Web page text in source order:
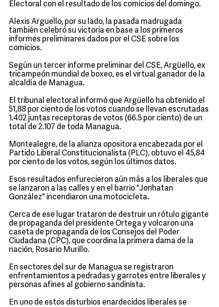
Electoral con el resultado de los comicios del domingo.
Alexis Arguello, por su lado, la pasada madrugada
también celebró su victoria en base a los primeros
informes preliminares dados por el CSE sobre los
comicios.
Según un tercer informe preliminar del CSE, Argüello, ex
tricampeón mundial de boxeo, es el virtual ganador de la
alcaldía de Managua.
El tribunal electoral informó que Argüello ha obtenido el
51,88 por ciento de los votos cuando se llevan escrutadas
1.402 juntas receptoras de votos (66.5 por ciento) de un
total de 2.107 de toda Managua.
Montealegre, de la alianza opositora encabezada por el
Partido Liberal Constitucionalista (PLC), obtuvo el 45,84
por ciento de los votos, según los últimos datos.
Esos resultados enfurecieron aún más a los liberales que
se lanzaron a las calles y en el barrio "Jonhatan
González" incendiaron una motocicleta.
Cerca de ese lugar trataron de destruir un rótulo gigante
de propaganda del presidente Ortega y volcaron una
caseta de propaganda de los Consejos del Poder
Ciudadana (CPC), que coordina la primera dama de la
nación, Rosario Murillo.
En sectores del sur de Managua se registraron
enfrentamientos a pedradas y garrotes entre liberales y
personas afines al gobierno sandinista.
En uno de estos disturbios enardecidos liberales se